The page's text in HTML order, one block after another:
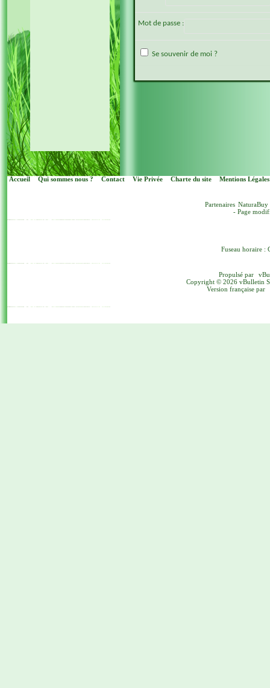
Mot de passe :
Se souvenir de moi ?
Accueil Qui sommes nous ? Contact Vie Privée Charte du site Mentions Légales
Partenaires NaturaBuy
- Page
Fuseau horaire :
Propulsé par
Copyright © 2026 vBulletin
Version française par